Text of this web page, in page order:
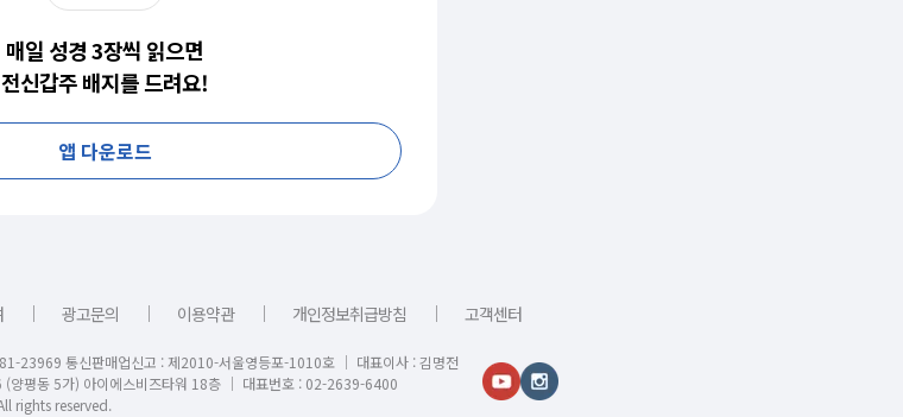
매일 성경 3장씩 읽으면
전신갑주 배지를 드려요!
앱 다운로드
｜ 광고문의 ｜ 이용약관 ｜ 개인정보취급방침 ｜ 고객센터
23969 통신판매업신고 : 제2010-서울영등포-1010호 │ 대표이사 : 김명전
(양평동 5가) 아이에스비즈타워 18층 │ 대표번호 : 02-2639-6400
rights reserved.